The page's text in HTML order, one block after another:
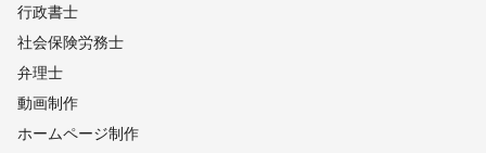
行政書士
社会保険労務士
弁理士
動画制作
ホームページ制作